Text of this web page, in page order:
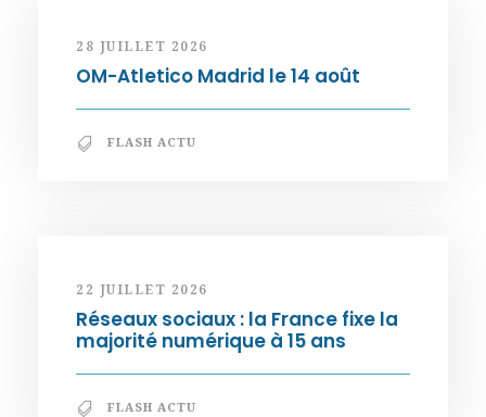
28 JUILLET 2026
OM-Atletico Madrid le 14 août
FLASH ACTU
22 JUILLET 2026
Réseaux sociaux : la France fixe la
majorité numérique à 15 ans
FLASH ACTU